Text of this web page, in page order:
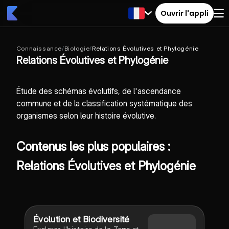
Ouvrir l'appli
Connaissance/Biologie/Relations Évolutives et Phylogénie
Relations Évolutives et Phylogénie
Étude des schémas évolutifs, de l'ascendance
commune et de la classification systématique des
organismes selon leur histoire évolutive.
Contenus les plus populaires :
Relations Évolutives et Phylogénie
Évolution et Biodiversité